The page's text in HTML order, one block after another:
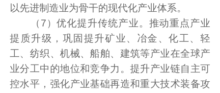
以先进制造业为骨干的现代化产业体系。
（7）优化提升传统产业。推动重点产业
提质升级，巩固提升矿业、冶金、化工、轻
工、纺织、机械、船舶、建筑等产业在全球产
业分工中的地位和竞争力。提升产业链自主可
控水平，强化产业基础再造和重大技术装备攻